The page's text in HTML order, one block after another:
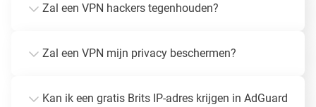
Zal een VPN hackers tegenhouden?
Zal een VPN mijn privacy beschermen?
Kan ik een gratis Brits IP-adres krijgen in AdGuard